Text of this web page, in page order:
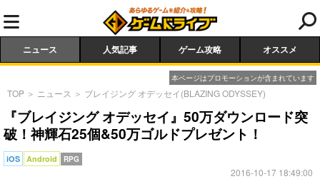
ニュース 人気記事 ゲーム攻略 オススメ
本ページはプロモーションが含まれています
TOP ＞ ニュース ＞ ブレイジング オデッセイ(BLAZING ODYSSEY)
『ブレイジング オデッセイ』50万ダウンロード突
破！神輝石25個&50万ゴルドプレゼント！
iOS Android RPG
2016-10-17 18:49:00